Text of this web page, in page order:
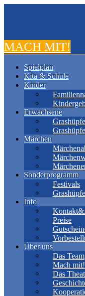
MACH MIT!
Spielplan
Kita & Schule
Kinder
Erwachsene
Märchen
Sonderprogramm
Festivals
Info
Preise
Über uns
Das Team
Mach mit!
Das